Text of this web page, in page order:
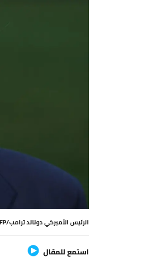
الرئيس الأميركي دونالد ترامب/AFP
استمع للمقال